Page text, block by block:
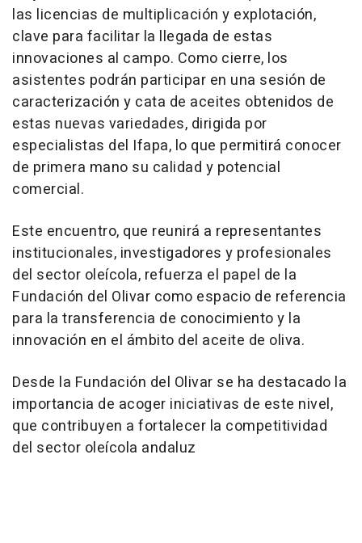
las licencias de multiplicación y explotación,
clave para facilitar la llegada de estas
innovaciones al campo. Como cierre, los
asistentes podrán participar en una sesión de
caracterización y cata de aceites obtenidos de
estas nuevas variedades, dirigida por
especialistas del Ifapa, lo que permitirá conocer
de primera mano su calidad y potencial
comercial.
Este encuentro, que reunirá a representantes
institucionales, investigadores y profesionales
del sector oleícola, refuerza el papel de la
Fundación del Olivar como espacio de referencia
para la transferencia de conocimiento y la
innovación en el ámbito del aceite de oliva.
Desde la Fundación del Olivar se ha destacado la
importancia de acoger iniciativas de este nivel,
que contribuyen a fortalecer la competitividad
del sector oleícola andaluz